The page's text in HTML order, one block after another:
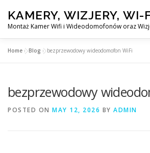
content
KAMERY, WIZJERY, WI-
Montaż Kamer Wifi i Wideodomofonów oraz
MONTAŻ WIDEDOMOFONÓW
Home »Blog »bezprzewodowy wideodomofon WiFi
bezprzewodowy
POSTED ON MAY 12, 2026 BY ADMIN